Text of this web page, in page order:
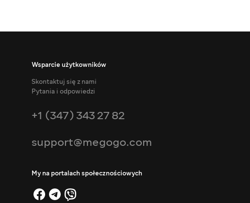
Wsparcie użytkowników
Skontaktuj się z nami
Pytania i odpowiedzi
+1 (347) 343 27 82
support@megogo.com
My na portalach społecznościowych